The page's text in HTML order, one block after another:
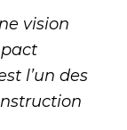
vision
l’un des